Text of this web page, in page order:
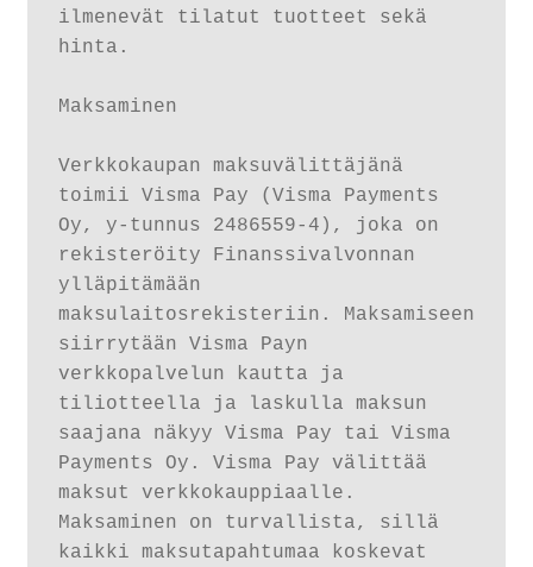
Tietosuojaseloste
ilmenevät tilatut tuotteet sekä
hinta.
Maksaminen
Verkkokaupan maksuvälittäjänä
toimii Visma Pay (Visma Payments
Oy, y-tunnus 2486559-4), joka on
rekisteröity Finanssivalvonnan
ylläpitämään
maksulaitosrekisteriin. Maksamiseen
siirrytään Visma Payn
verkkopalvelun kautta ja
tiliotteella ja laskulla maksun
saajana näkyy Visma Pay tai Visma
Payments Oy. Visma Pay välittää
maksut verkkokauppiaalle.
Maksaminen on turvallista, sillä
kaikki maksutapahtumaa koskevat